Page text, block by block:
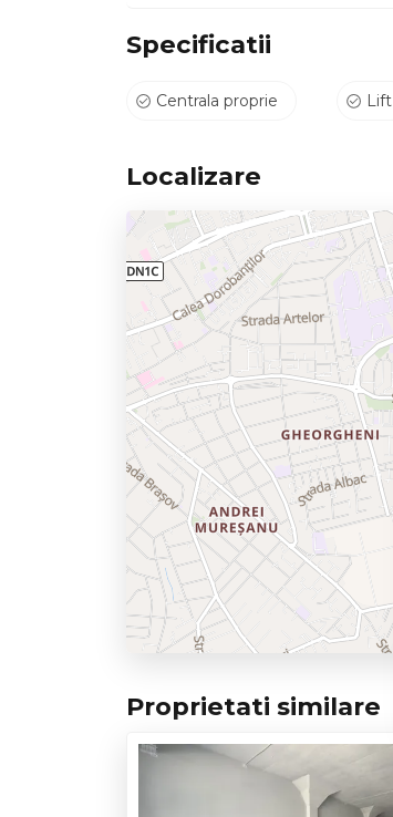
Specificatii
Centrala proprie Lift
Localizare
Proprietati similare